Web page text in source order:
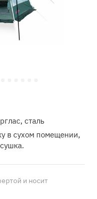
сталь
в сухом помещении,
и носит